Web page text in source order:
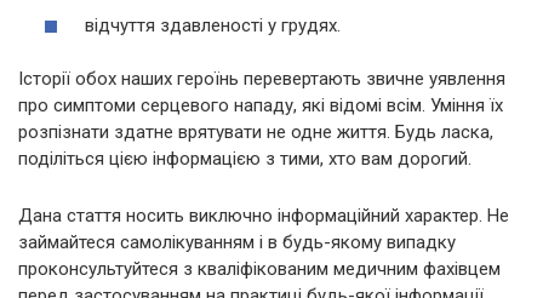
відчуття здавленості у грудях.
Історії обох наших героїнь перевертають звичне уявлення
про симптоми серцевого нападу, які відомі всім. Уміння їх
розпізнати здатне врятувати не одне життя. Будь ласка,
поділіться цією інформацією з тими, хто вам дорогий.
Дана стаття носить виключно інформаційний характер. Не
займайтеся самолікуванням і в будь-якому випадку
проконсультуйтеся з кваліфікованим медичним фахівцем